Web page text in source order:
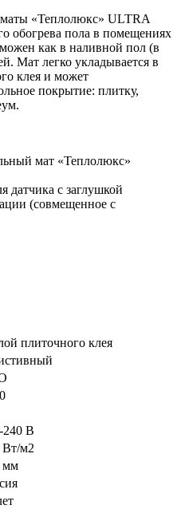
«Теплолюкс» ULTRA
обогрева пола в помещениях
как в наливной пол (в
Мат легко укладывается в
клея и может
покрытие: плитку,
мат «Теплолюкс»
датчика с заглушкой
(совмещенное с
плиточного клея
240 В
Вт/м2
мм